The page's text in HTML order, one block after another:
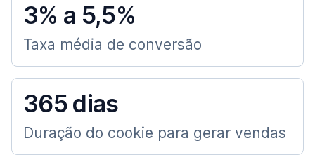
3% a 5,5%
Taxa média de conversão
365 dias
Duração do cookie para gerar vendas